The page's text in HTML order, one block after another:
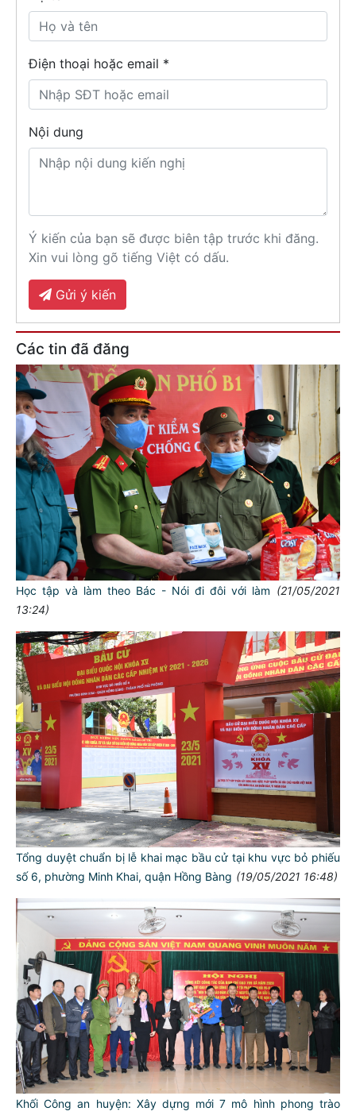
Điện thoại hoặc email *
Nội dung
Ý kiến của bạn sẽ được biên tập trước khi đăng.
Xin vui lòng gõ tiếng Việt có dấu.
Gửi ý kiến
Các tin đã đăng
Học tập và làm theo Bác - Nói đi đôi với làm (21/05/2021
13:24)
Tổng duyệt chuẩn bị lễ khai mạc bầu cử tại khu vực bỏ phiếu
số 6, phường Minh Khai, quận Hồng Bàng (19/05/2021 16:48)
Khối Công an huyện: Xây dựng mới 7 mô hình phong trào